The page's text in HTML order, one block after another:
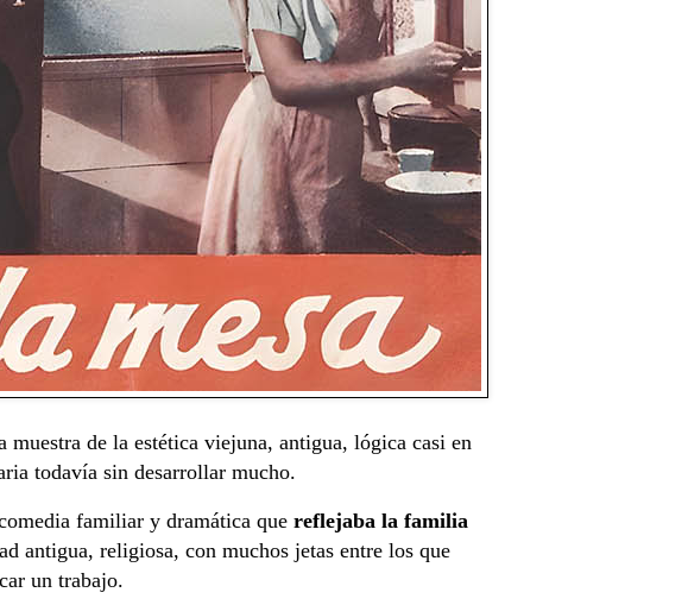
muestra de la estética viejuna, antigua, lógica casi en
todavía sin desarrollar mucho.
familiar y dramática que reflejaba la familia
antigua, religiosa, con muchos jetas entre los que
un trabajo.